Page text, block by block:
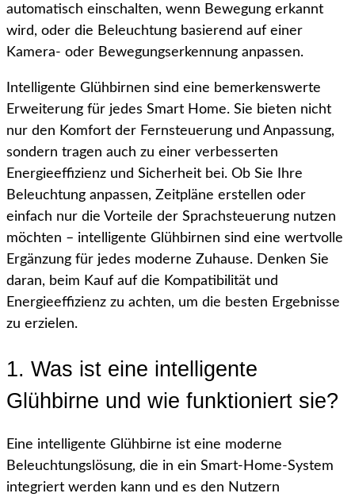
automatisch einschalten, wenn Bewegung erkannt
wird, oder die Beleuchtung basierend auf einer
Kamera- oder Bewegungserkennung anpassen.
Intelligente Glühbirnen sind eine bemerkenswerte
Erweiterung für jedes Smart Home. Sie bieten nicht
nur den Komfort der Fernsteuerung und Anpassung,
sondern tragen auch zu einer verbesserten
Energieeffizienz und Sicherheit bei. Ob Sie Ihre
Beleuchtung anpassen, Zeitpläne erstellen oder
einfach nur die Vorteile der Sprachsteuerung nutzen
möchten – intelligente Glühbirnen sind eine wertvolle
Ergänzung für jedes moderne Zuhause. Denken Sie
daran, beim Kauf auf die Kompatibilität und
Energieeffizienz zu achten, um die besten Ergebnisse
zu erzielen.
1. Was ist eine intelligente
Glühbirne und wie funktioniert sie?
Eine intelligente Glühbirne ist eine moderne
Beleuchtungslösung, die in ein Smart-Home-System
integriert werden kann und es den Nutzern